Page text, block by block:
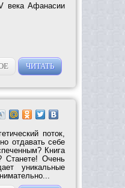
века Афанасии
ЧИТАТЬ
поток,
отдавать себе
Книга
Станете! Очень
уникальные